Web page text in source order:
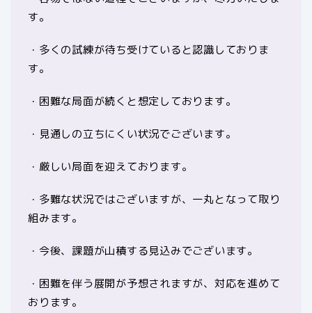
す。
・多くの試練が待ち受けていると認識しておりま
す。
・困難な局面が続くと想定しております。
・見通しの立ちにくい状況でございます。
・厳しい局面を迎えております。
・多難な状況ではございますが、一丸となって取り
組みます。
・今後、課題が山積する見込みでございます。
・困難を伴う展開が予想されますが、対応を進めて
おります。